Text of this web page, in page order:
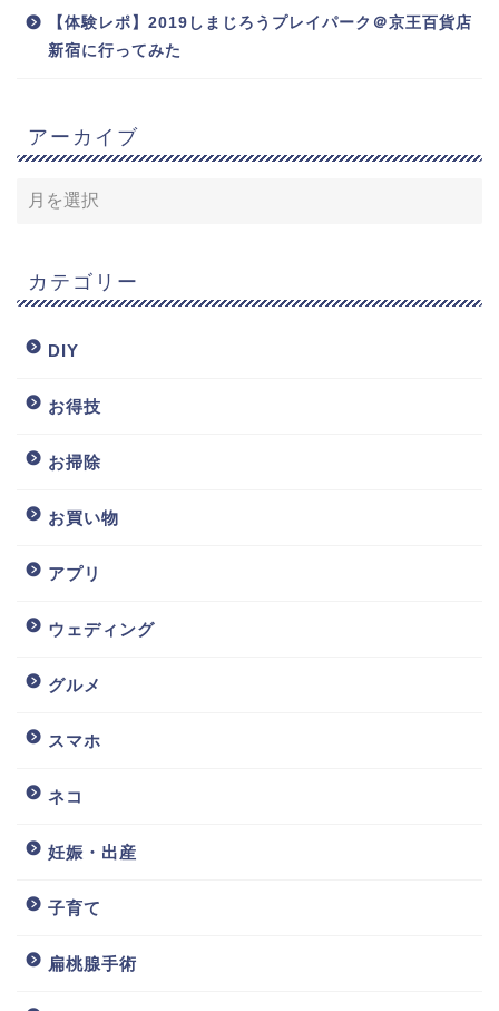
【体験レポ】2019しまじろうプレイパーク＠京王百貨店
新宿に行ってみた
アーカイブ
カテゴリー
DIY
お得技
お掃除
お買い物
アプリ
ウェディング
グルメ
スマホ
ネコ
妊娠・出産
子育て
扁桃腺手術